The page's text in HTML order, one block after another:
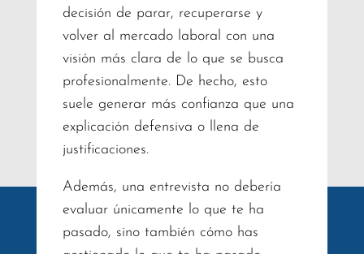
decisión de parar, recuperarse y
volver al mercado laboral con una
visión más clara de lo que se busca
profesionalmente. De hecho, esto
suele generar más confianza que una
explicación defensiva o llena de
justificaciones.
Además, una entrevista no debería
evaluar únicamente lo que te ha
pasado, sino también cómo has